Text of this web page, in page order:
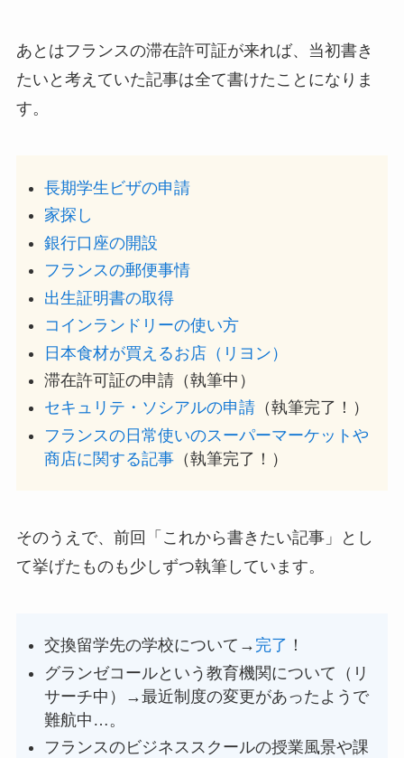
あとはフランスの滞在許可証が来れば、当初書き
たいと考えていた記事は全て書けたことになりま
す。
長期学生ビザの申請
家探し
銀行口座の開設
フランスの郵便事情
出生証明書の取得
コインランドリーの使い方
日本食材が買えるお店（リヨン）
滞在許可証の申請（執筆中）
セキュリテ・ソシアルの申請 （執筆完了！）
フランスの日常使いのスーパーマーケットや
商店に関する記事 （執筆完了！）
そのうえで、前回「これから書きたい記事」とし
て挙げたものも少しずつ執筆しています。
交換留学先の学校について→ 完了 ！
グランゼコールという教育機関について（リ
サーチ中）→最近制度の変更があったようで
難航中…。
フランスのビジネススクールの授業風景や課